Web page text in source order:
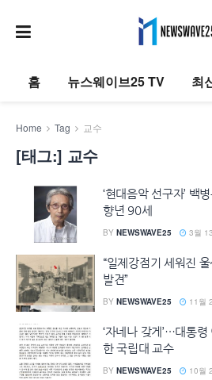
홈 뉴스웨이브25 TV 최
Home Tag 교수
[태그:] 교수
‘현대음악 선구자’ 백
향년 90세
BY NEWSWAVE25 3월
“일제강점기 세워진 울
발견”
BY NEWSWAVE25 11월
‘자네나 갖게’…대통
한 국립대 교수
BY NEWSWAVE25 10월